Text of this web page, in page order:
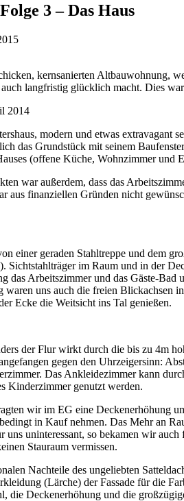
3 – Das Haus
kernsanierten Altbauwohnung,
langfristig glücklich macht. Dies
2014
modern und etwas extravagant
das Grundstück mit seinem
(offene Küche, Wohnzimmer und
war außerdem, dass das
aus finanziellen Gründen nicht
einer geraden Stahltreppe und dem
Sichtstahlträger im Raum und in der
das Arbeitszimmer und das Gäste-Bad
uns auch die freien Blickachsen
Ecke die Weitsicht ins Tal genießen.
der Flur wirkt durch die bis zu 4m
gegen den Uhrzeigersinn:
Das Ankleidezimmer kann
Kinderzimmer genutzt werden.
wir im EG eine Deckenerhöhung
in Kauf nehmen. Das Mehr an
uns uninteressant, so bekamen wir
Stauraum vermissen.
Nachteile des ungeliebten
(Lärche) der Fassade für die
die Deckenerhöhung und die